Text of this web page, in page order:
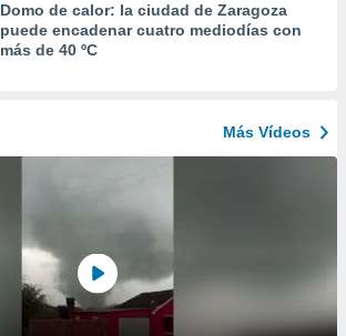
Domo de calor: la ciudad de Zaragoza
puede encadenar cuatro mediodías con
más de 40 ºC
Más Vídeos